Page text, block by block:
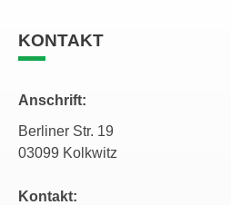
KONTAKT
Anschrift:
Berliner Str. 19
03099 Kolkwitz
Kontakt: